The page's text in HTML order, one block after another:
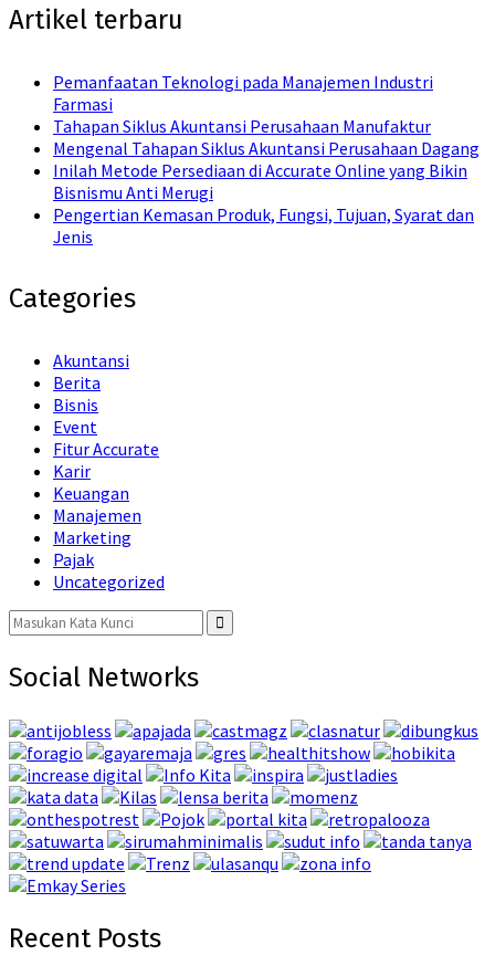
Artikel terbaru
Pemanfaatan Teknologi pada Manajemen Industri
Farmasi
Tahapan Siklus Akuntansi Perusahaan Manufaktur
Mengenal Tahapan Siklus Akuntansi Perusahaan Dagang
Inilah Metode Persediaan di Accurate Online yang Bikin
Bisnismu Anti Merugi
Pengertian Kemasan Produk, Fungsi, Tujuan, Syarat dan
Jenis
Categories
Akuntansi
Berita
Bisnis
Event
Fitur Accurate
Karir
Keuangan
Manajemen
Marketing
Pajak
Uncategorized
Search
for:
Search
Social Networks
Recent Posts